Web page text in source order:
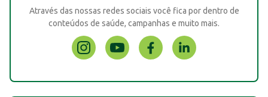
Através das nossas redes sociais você fica por dentro de
conteúdos de saúde, campanhas e muito mais.